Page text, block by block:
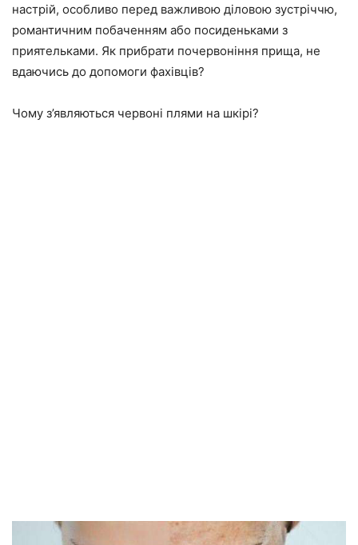
настрій, особливо перед важливою діловою зустріччю,
романтичним побаченням або посиденьками з
приятельками. Як прибрати почервоніння прища, не
вдаючись до допомоги фахівців?
Чому з’являються червоні плями на шкірі?